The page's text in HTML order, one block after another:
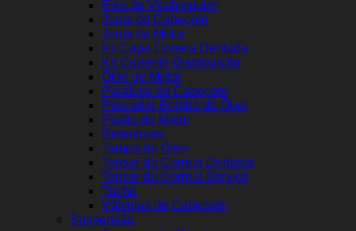
Eixo de Virabrequim
Junta do Cabeçote
Junta do Motor
Kit Capa Correia Dentada
Kit Corrente Distribuição
Óleo de Motor
Parafuso de Cabeçote
Pescador Bomba de Óleo
Pistão do Motor
Retentores
Tampa do Óleo
Tensor da Correia Dentada
Tensor da Correia Serviço
Tucho
Válvulas de Cabeçote
Suspensão